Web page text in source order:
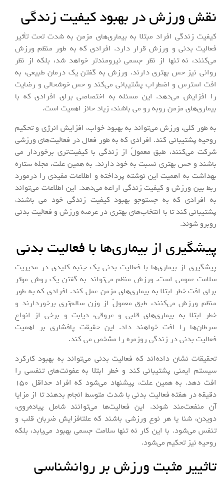
نقش ورزش در بهبود کیفیت زندگی
کیفیت زندگی افراد مبتلا به بیماری‌های مزمن به شدت تحت تأثیر
فعالیت بدنی و ورزش قرار دارد. افرادی که به طور منظم ورزش
می‌کنند، نه تنها از نظر جسمی نیرومندتر خواهد شد، بلکه از نظر
روانی نیز حس بهتری دارند. ورزش به گفتن یک درمان طبیعی، به
افت استرس و اضطراب پشتیبانی می‌کند و حس خوشحالی و رضایت
را افزایش می‌دهد. این مسئله به اختصاصی برای افرادی که با
بیماری‌های مزمن روبه رو می باشند، زیاد حائز اهمیت است.
به طور کلی، ورزش می‌تواند به بهبود خواب، افزایش انرژی و تحکیم
روحیه پشتیبانی کند. افرادی که به طور فعال در فعالیت‌های ورزشی
شرکت می‌کنند، طبق معمولً از زندگی با کیفیت‌تری برخوردار می
باشند و حس بهتری نسبت به خود دارند. به همین علت، مجله ستاره
بهداشت به اهمیت این نوشته پرداخته و اطلاعات مفیدی را درمورد
ربط بین ورزش و کیفیت زندگی اراعه می‌دهد. این اطلاعات می‌تواند
به افرادی که به جستوجو بهبود کیفیت زندگی خود می باشند،
پشتیبانی کند تا با انتخاب‌های بهتری در عرصه ورزش و فعالیت بدنی
روبرو شوند.
پیشگیری از بیماری‌ها با فعالیت بدنی
پیشگیری از بیماری‌ها با فعالیت بدنی یک جنبه کلیدی در مدیریت
سلامت عمومی است. ورزش منظم می‌تواند به گفتن یک روش مؤثر
برای افت خطر ابتلا به بیماری‌های مزمن عمل کند. افرادی که به طور
منظم ورزش می‌کنند، طبق معمولً از وزن سالم‌تری برخوردارند و
خطر ابتلا به بیماری‌های قلبی و عروقی، دیابت و برخی از انواع
سرطان‌ها را افت خواهند داد. این حقیقت پافشاری بر اهمیت
فعالیت بدنی در زندگی روزمره را مشخص می کند.
تحقیقات نشان داده‌اند که فعالیت بدنی می‌تواند به بهبود کارکرد
سیستم ایمنی پشتیبانی کند و خطر ابتلا به عفونت‌های تنفسی را
افت دهد. به همین علت، پیشنهاد می‌شود که افراد حداقل ۱۵۰
دقیقه در هفته فعالیت بدنی با شدت متوسط انجام بدهند تا از مزایا
آن منفعت‌مند شوند. این فعالیت‌ها می‌توانند شامل پیاده‌روی،
دویدن، شنا یا هر نوع ورزشی باشند که علتافزایش ضربان قلب و
تنفس می‌شود. با این کار نه تنها سلامت جسمی بهبود می‌یابد، بلکه
روحیه نیز تحکیم می‌شود.
تاثییر مثبت ورزش بر روانشناسی